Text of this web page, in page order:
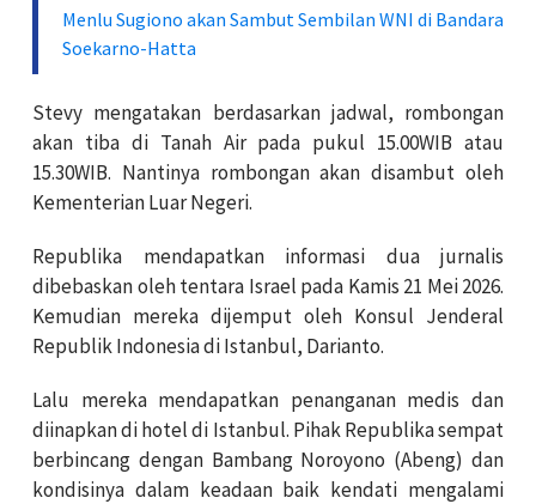
Menlu Sugiono akan Sambut Sembilan WNI di Bandara
Soekarno-Hatta
Stevy mengatakan berdasarkan jadwal, rombongan
akan tiba di Tanah Air pada pukul 15.00WIB atau
15.30WIB. Nantinya rombongan akan disambut oleh
Kementerian Luar Negeri.
Republika mendapatkan informasi dua jurnalis
dibebaskan oleh tentara Israel pada Kamis 21 Mei 2026.
Kemudian mereka dijemput oleh Konsul Jenderal
Republik Indonesia di Istanbul, Darianto.
Lalu mereka mendapatkan penanganan medis dan
diinapkan di hotel di Istanbul. Pihak Republika sempat
berbincang dengan Bambang Noroyono (Abeng) dan
kondisinya dalam keadaan baik kendati mengalami